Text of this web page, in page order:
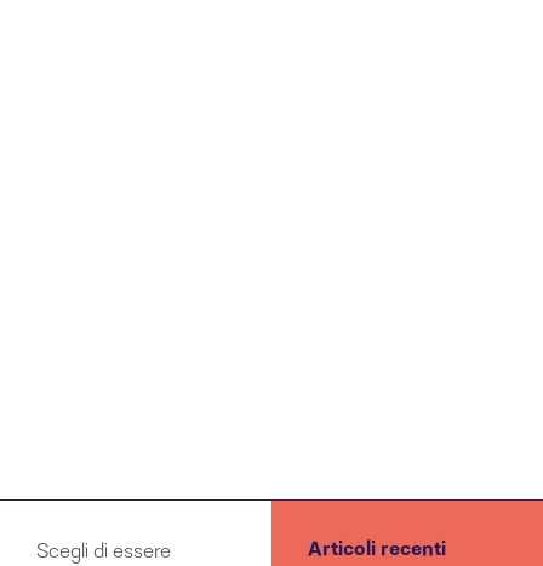
Scegli di essere
Articoli recenti